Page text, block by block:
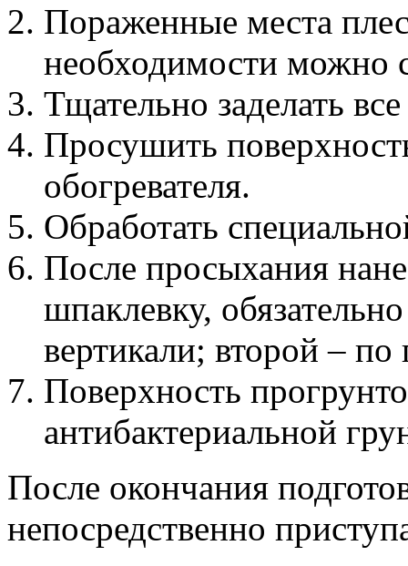
Пораженные места
необходимости можно
Тщательно заделать
Просушить
обогревателя.
Обработать
После просыхания
шпаклевку,
вертикали; второй – по
Поверхность
антибактериальной
После окончания
непосредственно